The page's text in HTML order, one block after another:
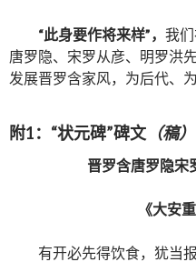
“此身要作将来样”， 我
唐罗隐、宋罗从彦、明罗洪
发展晋罗含家风，为后代、
附1：“状元碑”碑文 （稿）
晋罗含唐罗隐宋
《大安
有开必先得饮食，犹当